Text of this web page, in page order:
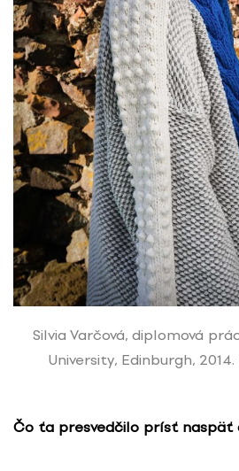
Silvia Varčová, diplomová
University, Edinburgh,
Čo ťa presvedčilo prísť naspäť